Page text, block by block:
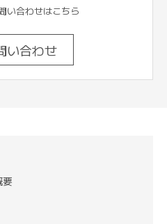
い合わせはこちら
い合わせ